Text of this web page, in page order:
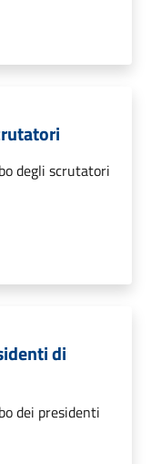
degli scrutatori
di
dei presidenti